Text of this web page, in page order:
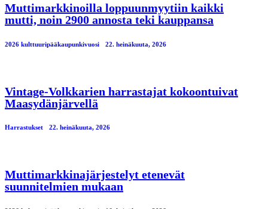
Muttimarkkinoilla loppuunmyytiin kaikki
mutti, noin 2900 annosta teki kauppansa
2026 kulttuuripääkaupunkivuosi 22. heinäkuuta, 2026
Vintage-Volkkarien harrastajat kokoontuivat
Maasydänjärvellä
Harrastukset 22. heinäkuuta, 2026
Muttimarkkinajärjestelyt etenevät
suunnitelmien mukaan